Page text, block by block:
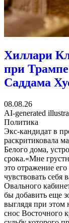
Хиллари
при
Саддама
08.08.26
AI-generated
Политика
Экс-кандидат в
раскритиковала
Белого дома,
срока.«Мне
это отражение
чувствовать себя
Овального
бы добавить еще
выглядя при этом
снос Восточного